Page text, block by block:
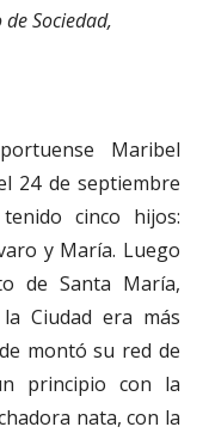
Sociedad,
Maribel
24 de septiembre
cinco hijos:
y María. Luego
de Santa María,
Ciudad era más
montó su red de
principio con la
nata, con la